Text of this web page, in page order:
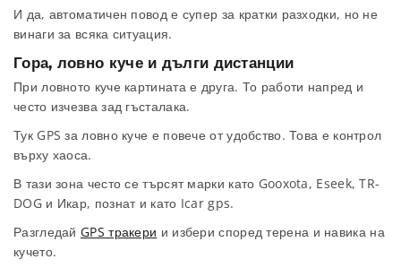
И да, автоматичен повод е супер за кратки разходки, но не
винаги за всяка ситуация.
Гора, ловно куче и дълги дистанции
При ловното куче картината е друга. То работи напред и
често изчезва зад гъсталака.
Тук GPS за ловно куче е повече от удобство. Това е контрол
върху хаоса.
В тази зона често се търсят марки като Gooxota, Eseek, TR-
DOG и Икар, познат и като Icar gps.
Разгледай GPS тракери и избери според терена и навика на
кучето.